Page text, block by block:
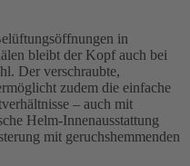
in
bleibt der Kopf auch bei
Der verschraubte,
zudem die einfache
– auch mit
Helm-Innenausstattung
mit geruchshemmenden